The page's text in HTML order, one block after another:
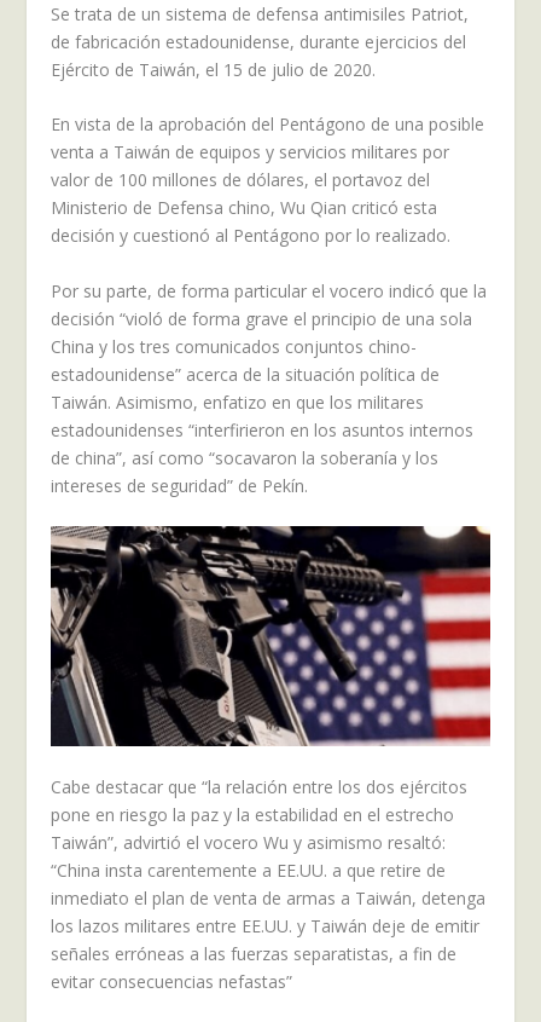
Se trata de un sistema de defensa antimisiles Patriot,
de fabricación estadounidense, durante ejercicios del
Ejército de Taiwán, el 15 de julio de 2020.
En vista de la aprobación del Pentágono de una posible
venta a Taiwán de equipos y servicios militares por
valor de 100 millones de dólares, el portavoz del
Ministerio de Defensa chino, Wu Qian criticó esta
decisión y cuestionó al Pentágono por lo realizado.
Por su parte, de forma particular el vocero indicó que la
decisión “violó de forma grave el principio de una sola
China y los tres comunicados conjuntos chino-
estadounidense” acerca de la situación política de
Taiwán. Asimismo, enfatizo en que los militares
estadounidenses “interfirieron en los asuntos internos
de china”, así como “socavaron la soberanía y los
intereses de seguridad” de Pekín.
Cabe destacar que “la relación entre los dos ejércitos
pone en riesgo la paz y la estabilidad en el estrecho
Taiwán”, advirtió el vocero Wu y asimismo resaltó:
“China insta carentemente a EE.UU. a que retire de
inmediato el plan de venta de armas a Taiwán, detenga
los lazos militares entre EE.UU. y Taiwán deje de emitir
señales erróneas a las fuerzas separatistas, a fin de
evitar consecuencias nefastas”